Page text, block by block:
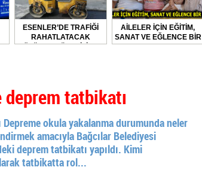
ESENLER’DE TRAFİĞİ
RAHATLATACAK
ÇÖZÜMLER ÜRETİLİYOR
AİLELER İÇİN EĞİTİM,
SANAT VE EĞLENCE BİR
ARADA
deprem tatbikatı
okula yakalanma durumunda neler
amacıyla Bağcılar Belediyesi
deprem tatbikatı yapıldı. Kimi
tatbikatta rol...